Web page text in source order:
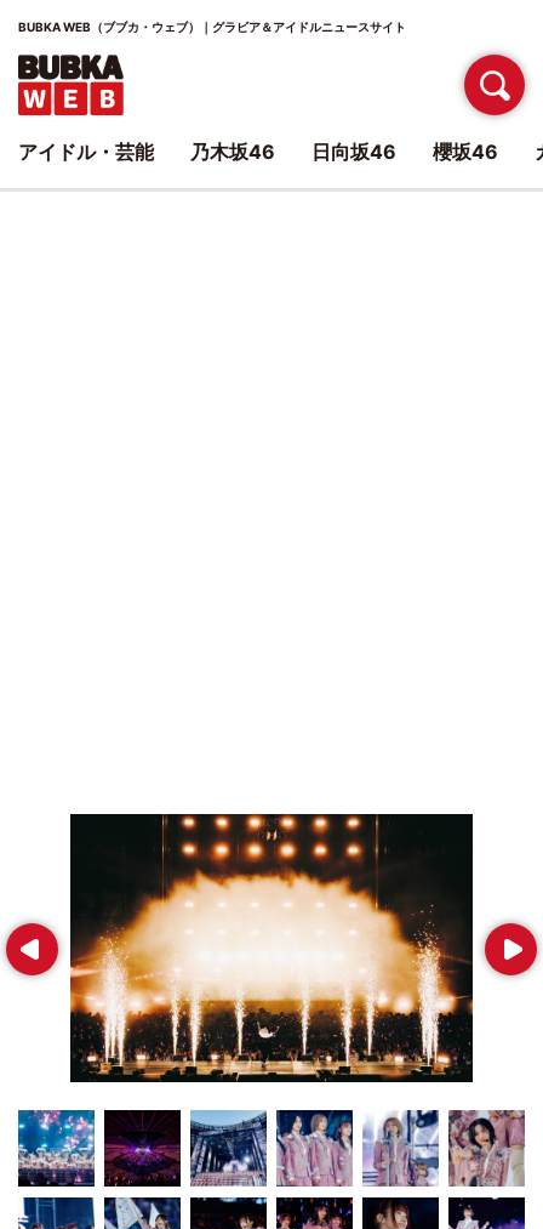
BUBKA WEB（ブブカ・ウェブ）｜グラビア＆アイドルニュースサイト
Prev Next
アイドル・芸能 乃木坂46 日向坂46 櫻坂46